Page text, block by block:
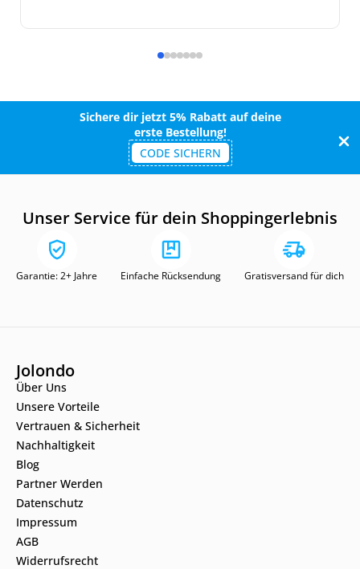
Sichere dir jetzt 5% Rabatt auf deine
erste Bestellung!
CODE SICHERN
Unser Service für dein Shoppingerlebnis
Garantie: 2+ Jahre Einfache Rücksendung Gratisversand für dich
Jolondo
Über Uns
Unsere Vorteile
Vertrauen & Sicherheit
Nachhaltigkeit
Blog
Partner Werden
Datenschutz
Impressum
AGB
Widerrufsrecht